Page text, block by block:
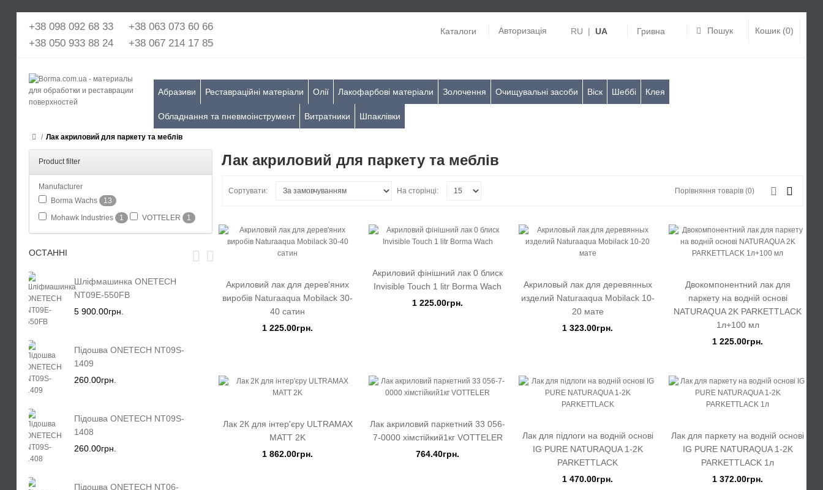
+38 098 092 68 33
+38 063 073 60 66
+38 050 933 88 24
+38 067 214 17 85
Каталоги Авторизація RU | UA Гривна Пошук Кошик (0)
Абразиви Реставраційні матеріали Олії Лакофарбові матеріали Золочення Очищувальні засоби Віск Шеббі Клея
Обладнання та пневмоінструмент Витратники Шпаклівки
Лак акриловий для паркету та меблів
Product filter
Manufacturer
Borma Wachs
13
Mohawk Industries
1 VOTTELER 1
ОСТАННІ
Шліфмашинка ONETECH
NT09E-550FB
5 900.00грн.
Підошва ONETECH NT09S-
1409
260.00грн.
Підошва ONETECH NT09S-
1408
260.00грн.
Підошва ONETECH NT06-
Лак акриловий для паркету та меблів
Порівняння товарів (0)
Сортувати: На сторінці:
Акриловий лак для дерев'яних
виробів Naturaaqua Mobilack 30-
40 сатин
1 225.00грн.
Акриловий фінішний лак 0 блиск
Invisible Touch 1 litr Borma Wach
1 225.00грн.
Акриловый лак для деревянных
изделий Naturaaqua Mobilack 10-
20 мате
1 323.00грн.
Двокомпонентний лак для
паркету на водній основі
NATURAQUA 2K PARKETTLACK
1л+100 мл
1 225.00грн.
Лак 2К для інтер'єру ULTRAMAX
MATT 2K
1 862.00грн.
Лак акриловий паркетний 33 056-
7-0000 хімстійкий1кг VOTTELER
764.40грн.
Лак для підлоги на водній основі
IG PURE NATURAQUA 1-2K
PARKETTLACK
1 470.00грн.
Лак для паркету на водній основі
IG PURE NATURAQUA 1-2K
PARKETTLACK 1л
1 372.00грн.